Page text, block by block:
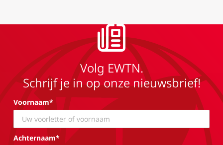
Volg EWTN.
Schrijf je in op onze nieuwsbrief!
Voornaam*
Achternaam*